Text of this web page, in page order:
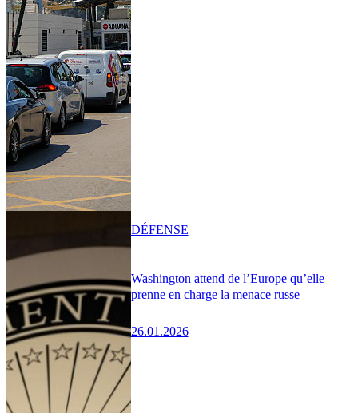
Washington attend de l’Europe qu’elle
prenne en charge la menace russe
26.01.2026
DÉFENSE